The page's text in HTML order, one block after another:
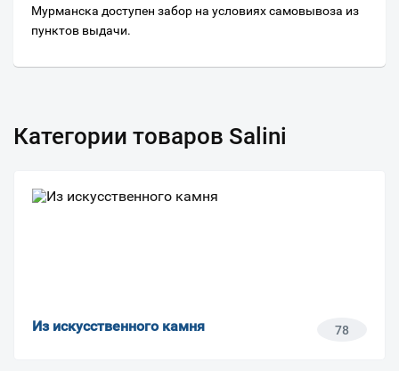
Мурманска доступен забор на условиях самовывоза из
пунктов выдачи.
Категории товаров Salini
Из искусственного камня 78